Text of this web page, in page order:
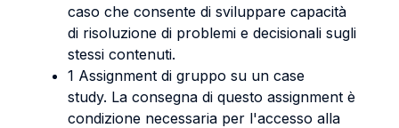
caso che consente di sviluppare capacità
di risoluzione di problemi e decisionali sugli
stessi contenuti.
1 Assignment di gruppo su un case
study. La consegna di questo assignment è
condizione necessaria per l'accesso alla